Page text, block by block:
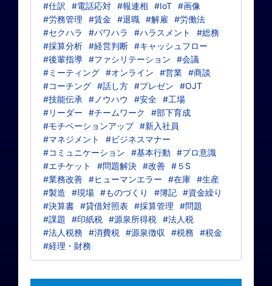
#仕訳
#電話応対 #報連相 #IoT #画像
#労務管理
#賃金 #退職 #解雇
#労働法
#セクハラ
#パワハラ #ハラスメント
#総務
#採算分析 #経営判断 #キャッシュフロー
#後輩指導 #ファシリテーション
#会議
#ミーティング #オンライン #営業 #商談
#コーチング #話し方 #プレゼン
#OJT
#技能伝承
#ノウハウ #安全 #工場
#リーダー
#チームワーク
#部下育成
#モチベーションアップ #新入社員
#マネジメント
#ビジネスマナー
#コミュニケーション
#基本行動
#プロ意識
#エチケット
#問題解決 #改善 #５S
#業務改善 #ヒューマンエラー #在庫 #生産
#製造
#現場 #ものづくり #簿記 #資金繰り
#決算書 #貸借対照表 #採算管理
#問題
#課題
#印紙税 #源泉所得税 #法人税
#法人税務
#消費税 #源泉徴収 #税務
#税金
#経理・財務